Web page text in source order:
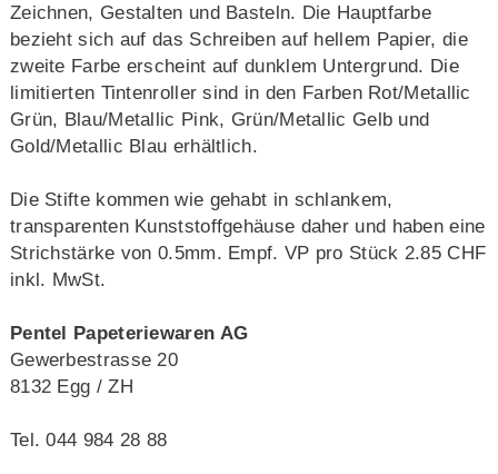
Zeichnen, Gestalten und Basteln. Die Hauptfarbe
bezieht sich auf das Schreiben auf hellem Papier, die
zweite Farbe erscheint auf dunklem Untergrund. Die
limitierten Tintenroller sind in den Farben Rot/Metallic
Grün, Blau/Metallic Pink, Grün/Metallic Gelb und
Gold/Metallic Blau erhältlich.
Die Stifte kommen wie gehabt in schlankem,
transparenten Kunststoffgehäuse daher und haben eine
Strichstärke von 0.5mm. Empf. VP pro Stück 2.85 CHF
inkl. MwSt.
Pentel Papeteriewaren AG
Gewerbestrasse 20
8132 Egg / ZH
Tel. 044 984 28 88